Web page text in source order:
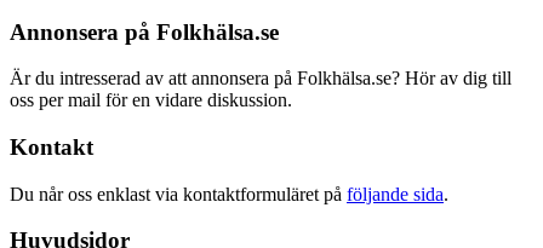
Annonsera på Folkhälsa.se
Är du intresserad av att annonsera på Folkhälsa.se? Hör av dig till
oss per mail för en vidare diskussion.
Kontakt
Du når oss enklast via kontaktformuläret på följande sida.
Huvudsidor